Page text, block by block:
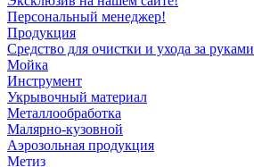
Персональный менеджер!
Продукция
Средство для очистки и ухода за руками
Мойка
Инструмент
Укрывочный материал
Металлообработка
Малярно-кузовной
Аэрозольная продукция
Метиз